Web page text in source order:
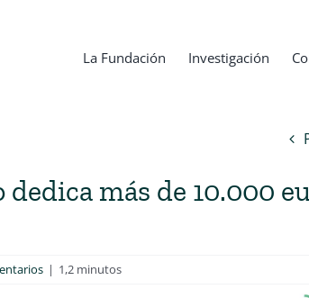
La Fundación Investigación
más de 10.000
| 1,2 minutos